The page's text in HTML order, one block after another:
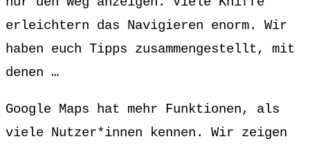
erleichtern das Navigieren enorm. Wir
haben euch Tipps zusammengestellt, mit
denen …
Google Maps hat mehr Funktionen, als
viele Nutzer*innen kennen. Wir zeigen